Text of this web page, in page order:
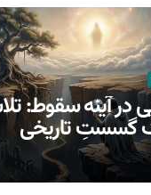
در آینه سقوط:
گسستِ تاریخی